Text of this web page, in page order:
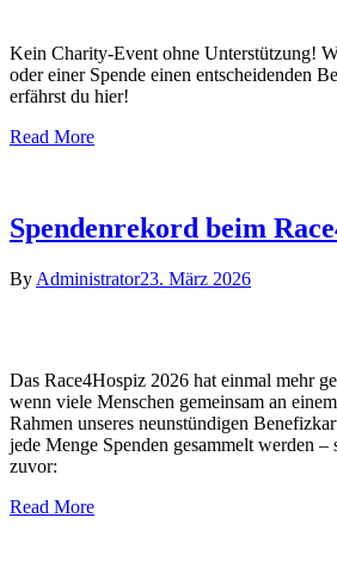
Kein Charity-Event ohne Unterstützung!
oder einer Spende einen entscheidenden
erfährst du hier!
Read More
Spendenrekord beim
By Administrator23. März 2026
Das Race4Hospiz 2026 hat einmal mehr
wenn viele Menschen gemeinsam an
Rahmen unseres neunstündigen
jede Menge Spenden gesammelt werden
zuvor:
Read More